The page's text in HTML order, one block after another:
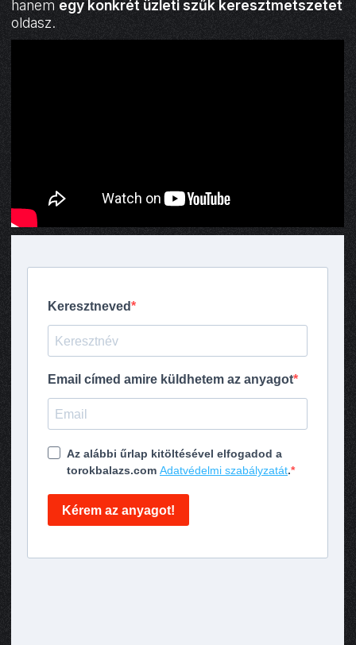
hanem egy konkrét üzleti szűk keresztmetszetet
oldasz.